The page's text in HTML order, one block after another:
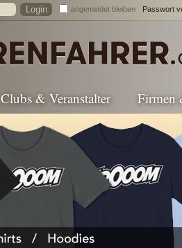
angemeldet bleiben Passwort
Clubs & Veranstalter Firmen